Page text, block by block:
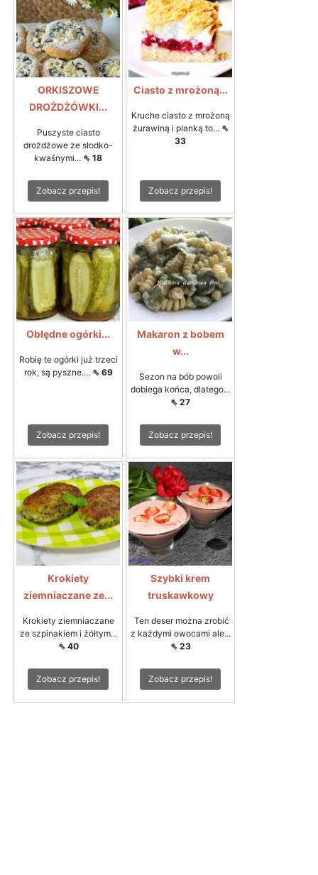
ORKISZOWE
DROŻDŻÓWKI...
Puszyste ciasto
drożdżowe ze słodko-
kwaśnymi... ⇖ 18
Zobacz przepis!
Ciasto z mrożoną...
Kruche ciasto z mrożoną
żurawiną i pianką to... ⇖
33
Zobacz przepis!
Obłędne ogórki...
Robię te ogórki już trzeci
rok, są pyszne.... ⇖ 69
Zobacz przepis!
Makaron z bobem
w...
Sezon na bób powoli
dobiega końca, dlatego...
⇖ 27
Zobacz przepis!
Krokiety
ziemniaczane ze...
Krokiety ziemniaczane
ze szpinakiem i żółtym...
⇖ 40
Zobacz przepis!
Szybki krem
truskawkowy
Ten deser można zrobić
z każdymi owocami ale...
⇖ 23
Zobacz przepis!